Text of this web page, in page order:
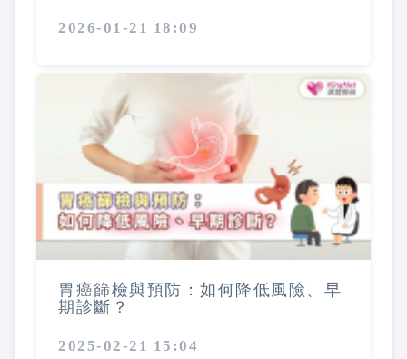
2026-01-21 18:09
胃癌篩檢與預防：如何降低風險、早
期診斷？
2025-02-21 15:04